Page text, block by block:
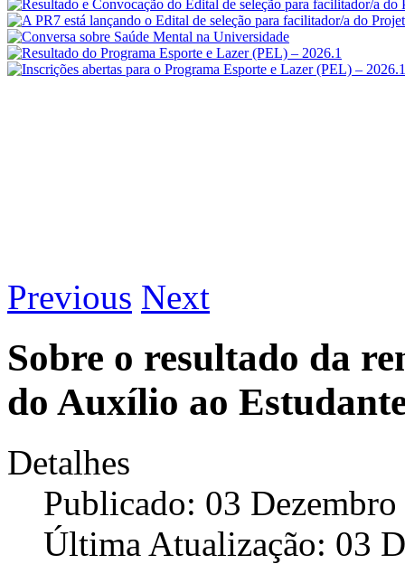
Previous Next
Sobre o resultado da
do Auxílio ao
Detalhes
Publicado: 03
Última Atualização: 03